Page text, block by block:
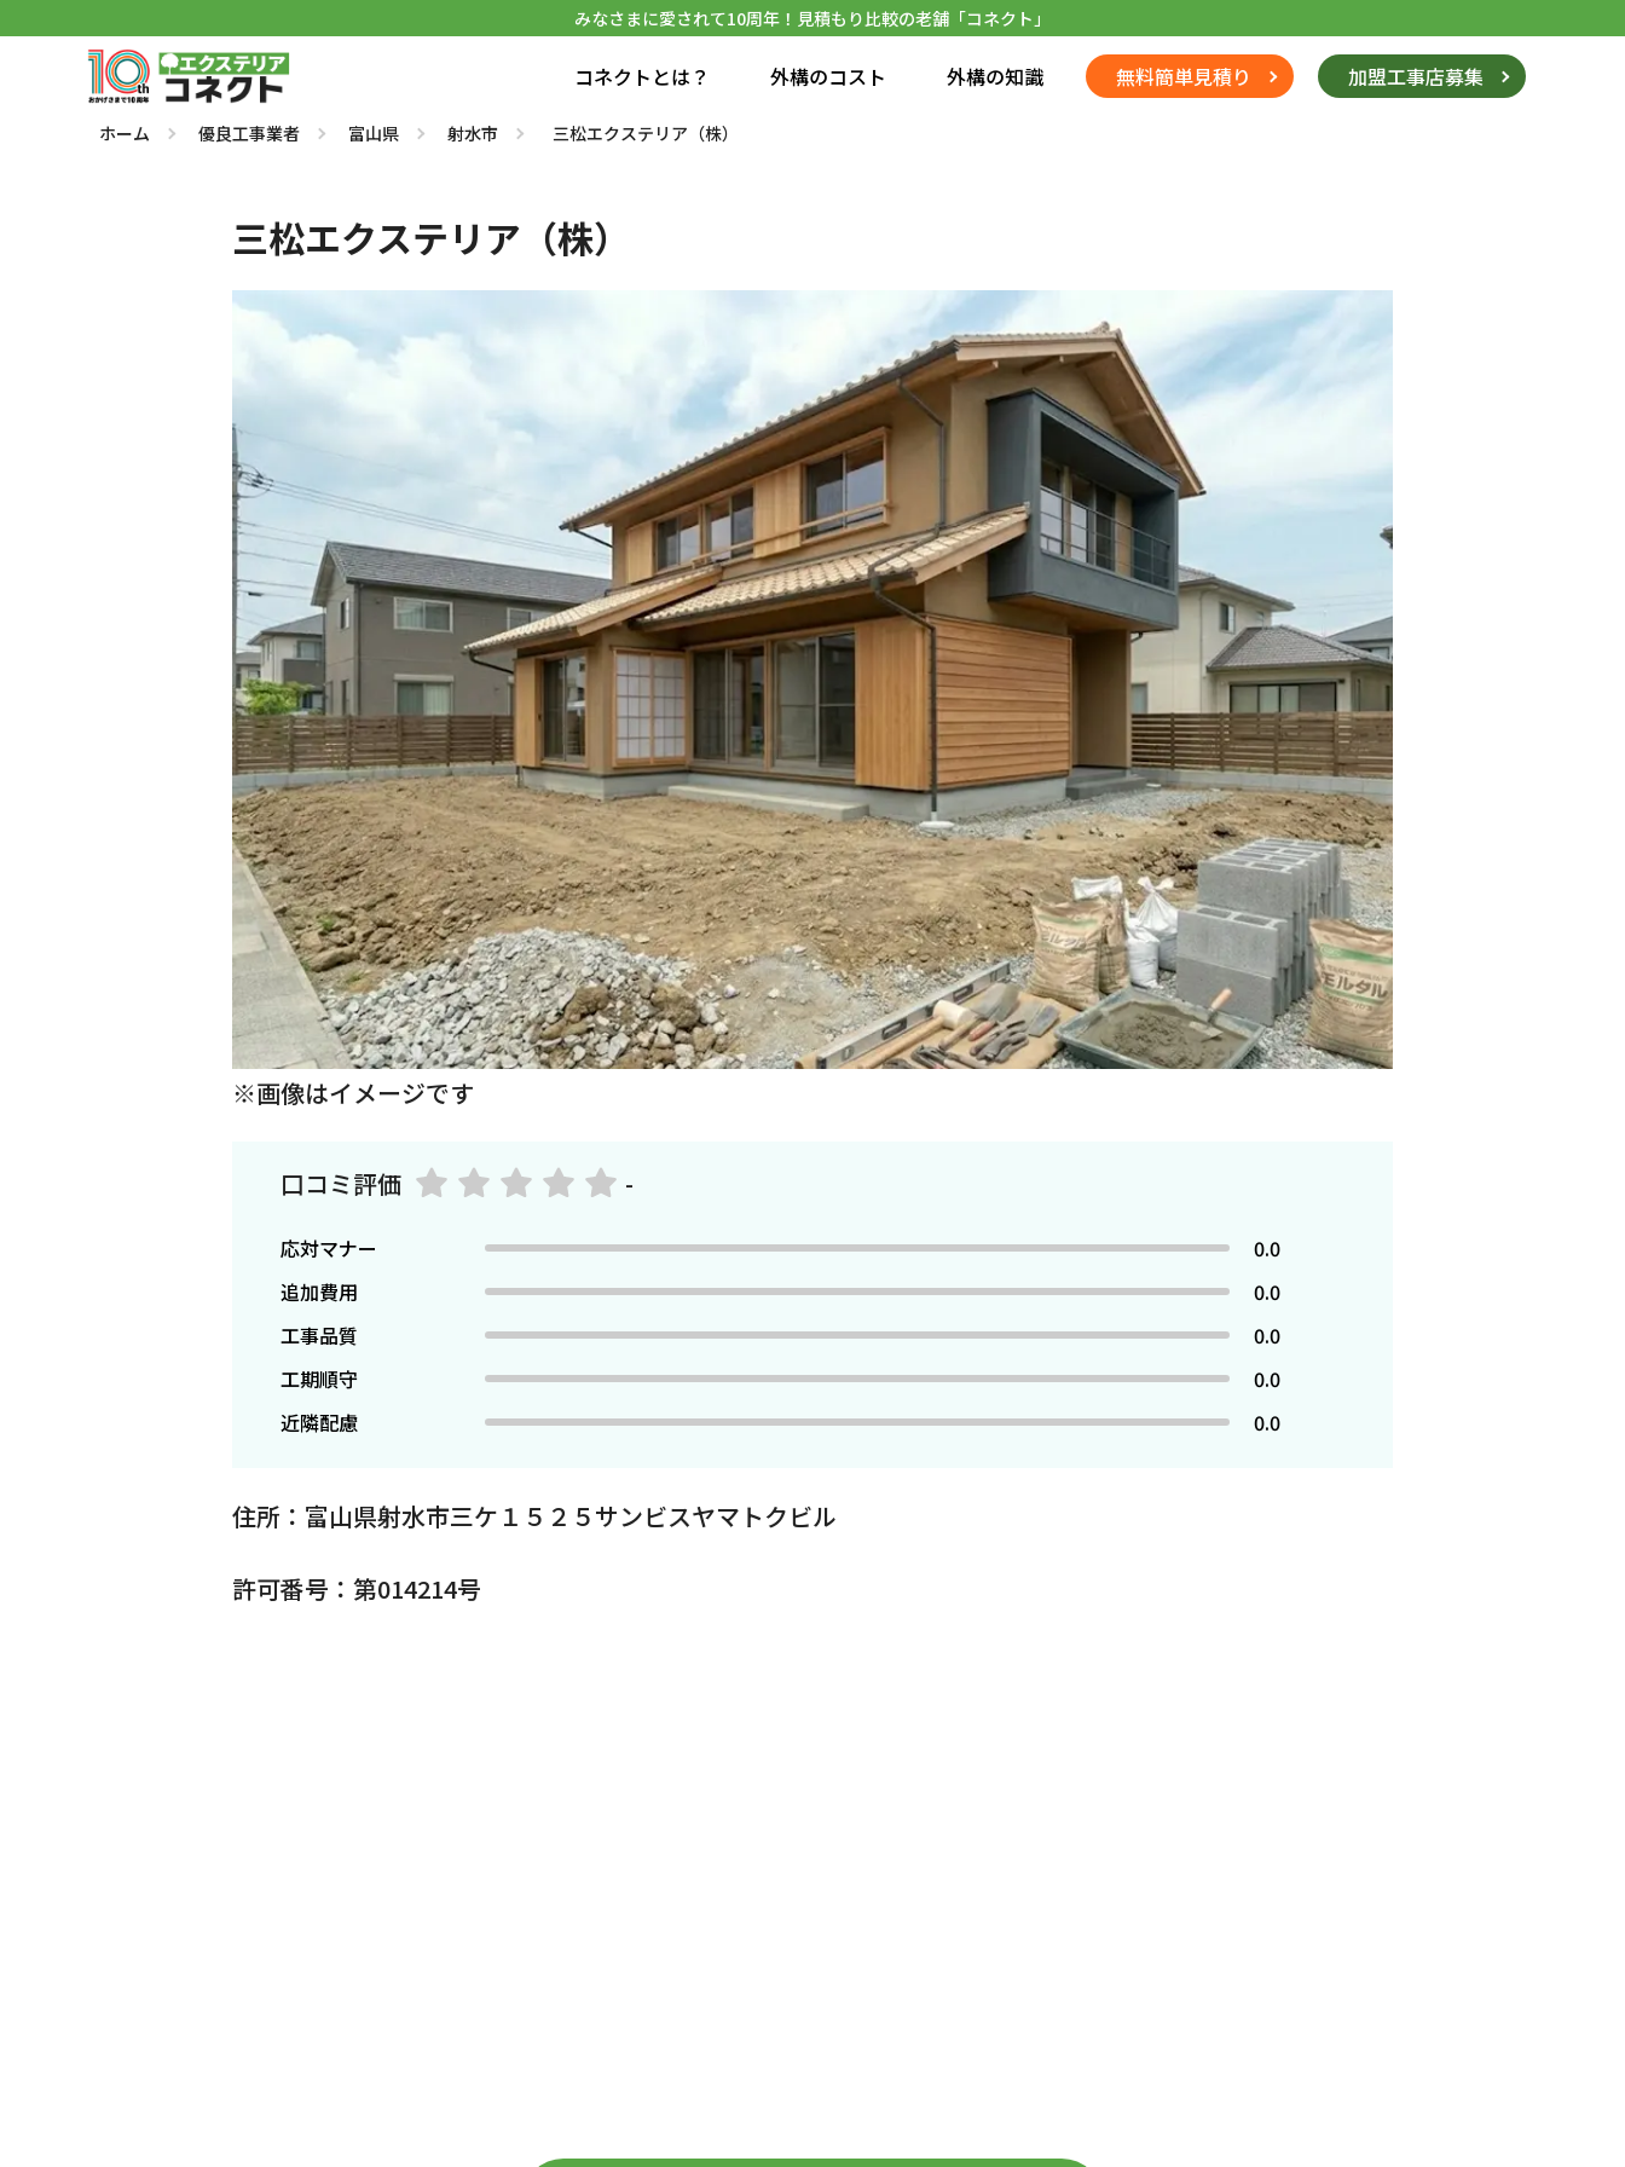
みなさまに愛されて10周年！見積もり比較の老舗「コネクト」
コネクトとは？ 外構のコスト 外構の知識 無料簡単見積り 加盟工事店募集
ホーム 優良工事業者 富山県 射水市 三松エクステリア（株）
三松エクステリア（株）
※画像はイメージです
口コミ評価 -
応対マナー
0.0
追加費用
0.0
工事品質
0.0
工期順守
0.0
近隣配慮
0.0
住所：富山県射水市三ケ１５２５サンビスヤマトクビル
許可番号：第014214号